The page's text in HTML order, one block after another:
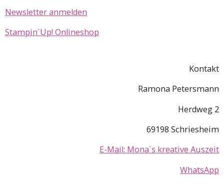
Newsletter anmelden
Stampin`Up! Onlineshop
Kontakt
Ramona Petersmann
Herdweg 2
69198 Schriesheim
E-Mail: Mona`s kreative Auszeit
WhatsApp